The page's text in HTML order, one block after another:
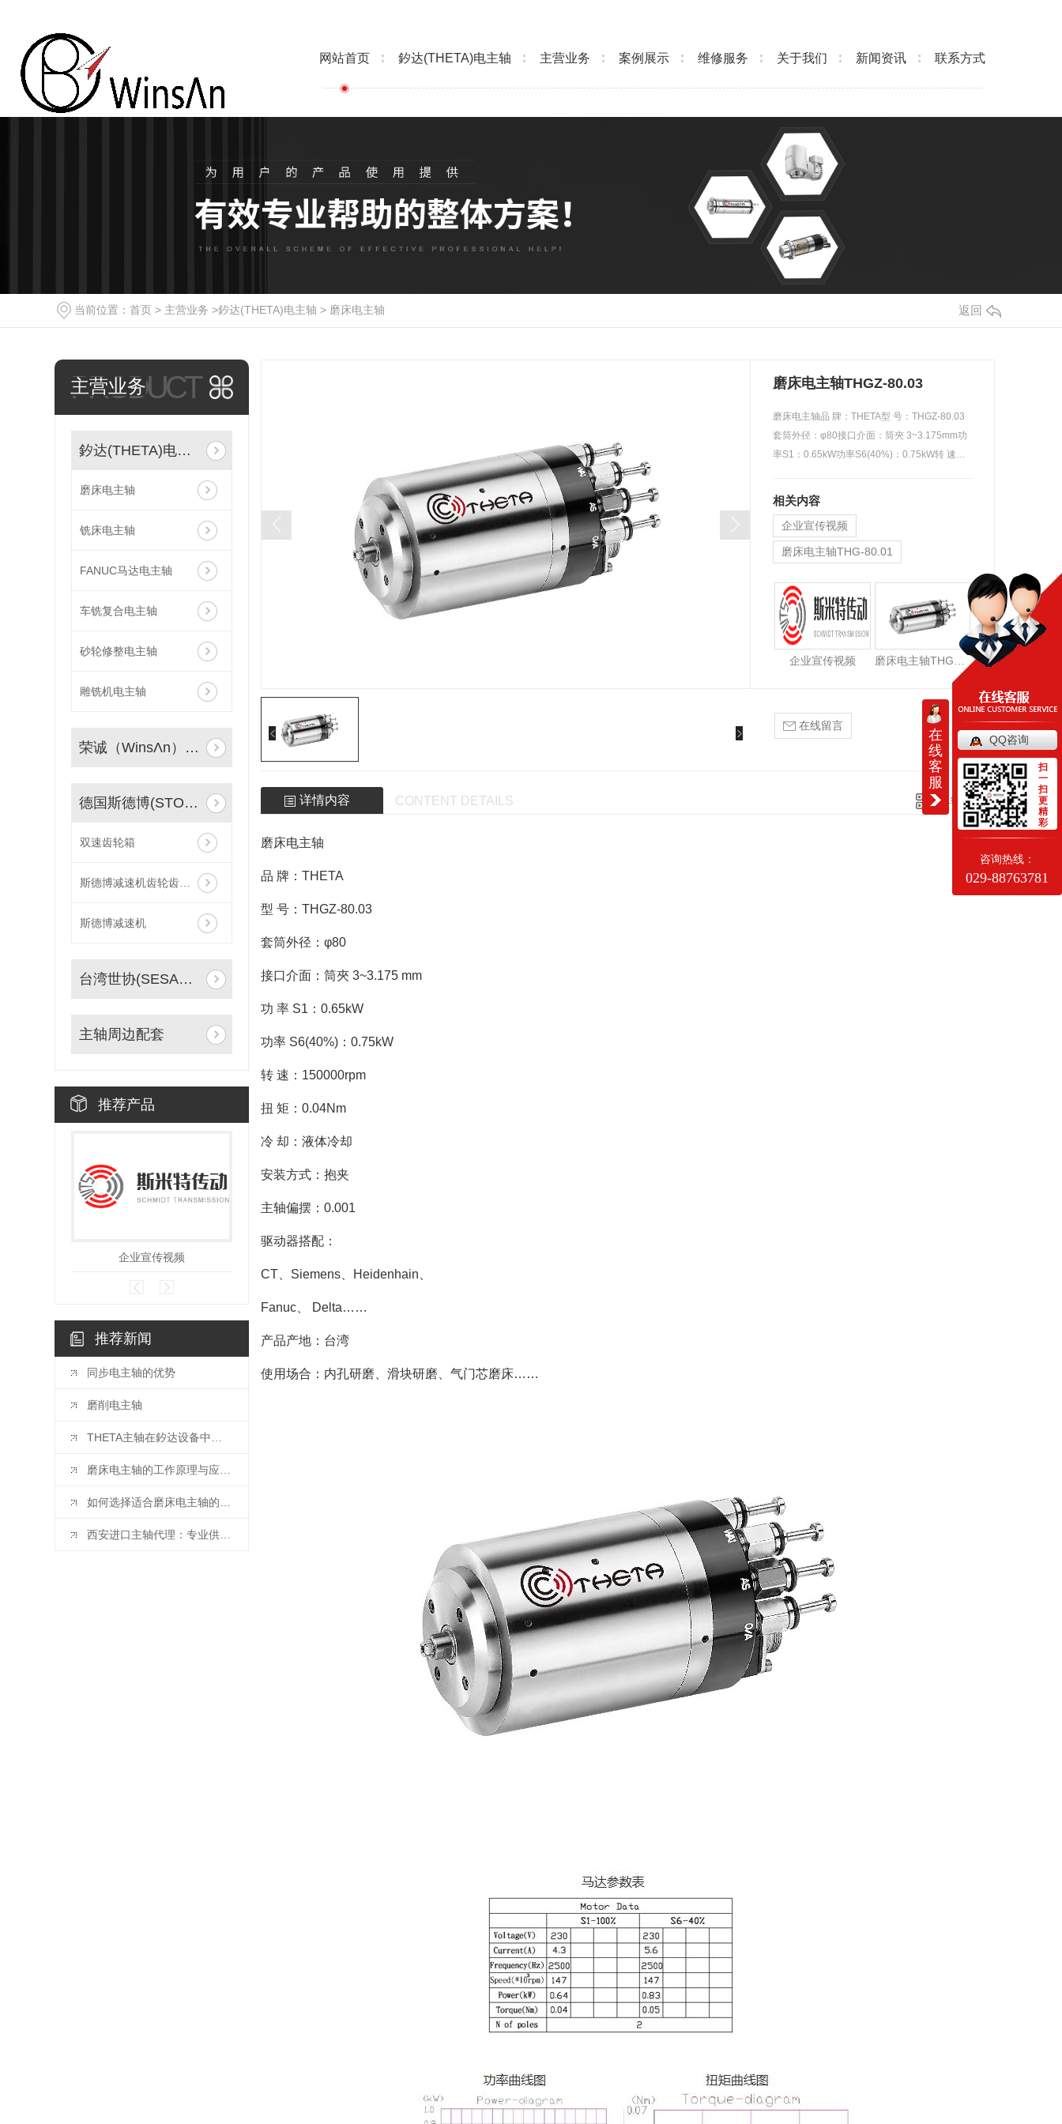
网站首页 釸达(THETA)电主轴 主营业务 案例展示 维修服务 关于我们 新闻资讯 联系方式
当前位置： 首页 > 主营业务 >釸达(THETA)电主轴 > 磨床电主轴 返回
PRODUCT
主营业务
釸达(THETA)电主轴
磨床电主轴
铣床电主轴
FANUC马达电主轴
车铣复合电主轴
砂轮修整电主轴
雕铣机电主轴
荣诚（WinsΛn）同步电主轴
德国斯德博(STOBER)减速机
双速齿轮箱
斯德博减速机齿轮齿条传动
斯德博减速机
台湾世协(SESAME)减速机
主轴周边配套
推荐产品
企业宣传视频
推荐新闻
同步电主轴的优势
磨削电主轴
THETA主轴在釸达设备中的应用与优势
磨床电主轴的工作原理与应用介绍
如何选择适合磨床电主轴的行星减速机？
西安进口主轴代理：专业供应高品质主轴
磨床电主轴THGZ-80.03
磨床电主轴品 牌：THETA型 号：THGZ-80.03
套筒外径：φ80接口介面：筒夾 3~3.175mm功
率S1：0.65kW功率S6(40%)：0.75kW转 速：
相关内容
企业宣传视频
磨床电主轴THG-80.01
企业宣传视频
在线留言
详情内容 CONTENT DETAILS 二维码分享
磨床电主轴
品 牌：THETA
型 号：THGZ-80.03
套筒外径：φ80
接口介面：筒夾 3~3.175 mm
功 率 S1：0.65kW
功率 S6(40%)：0.75kW
转 速：150000rpm
扭 矩：0.04Nm
冷 却：液体冷却
安装方式：抱夹
主轴偏摆：0.001
驱动器搭配：
CT、Siemens、Heidenhain、
Fanuc、 Delta……
产品产地：台湾
使用场合：内孔研磨、滑块研磨、气门芯磨床……
在
线
客
服
QQ咨询
扫
一
扫
更
精
彩
咨询热线：
029-88763781